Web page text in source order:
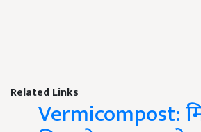
Related Links
Vermicompost: